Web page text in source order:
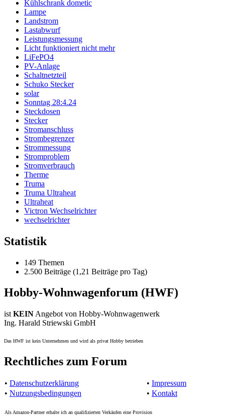
Kühlschrank dometic
Lampe
Landstrom
Lastabwurf
Leistungsmessung
Licht funktioniert nicht mehr
LiFePO4
PV-Anlage
Schaltnetzteil
Schuko Stecker
solar
Sonntag 28:4.24
Steckdosen
Stecker
Stromanschluss
Strombegrenzer
Strommessung
Stromproblem
Stromverbrauch
Therme
Truma
Truma Ultraheat
Ultraheat
Victron Wechselrichter
wechselrichter
Statistik
149 Themen
2.500 Beiträge (1,21 Beiträge pro Tag)
Hobby-Wohnwagenforum (HWF)
ist KEIN Angebot von Hobby-Wohnwagenwerk
Ing. Harald Striewski GmbH
Das HWF ist kein Unternehmen und wird als privat Hobby betrieben
Rechtliches zum Forum
• Datenschutzerklärung • Impressum
• Nutzungsbedingungen • Kontakt
Als Amazon-Partner erhalte ich an qualifizierten Verkäufen eine Provision